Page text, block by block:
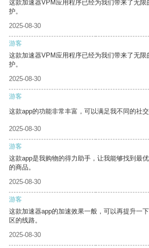
这款加速器VPM应用程序已经为我们带来了无限
护。
2025-08-30
游客
这款加速器VPM应用程序已经为我们带来了无限
护。
2025-08-30
游客
这款app的功能非常丰富，可以满足我不同的社交
2025-08-30
游客
这款app是我购物的得力助手，让我能够找到最
的商品。
2025-08-30
游客
这款加速器app的加速效果一般，可以再提升一
区的线路。
2025-08-30